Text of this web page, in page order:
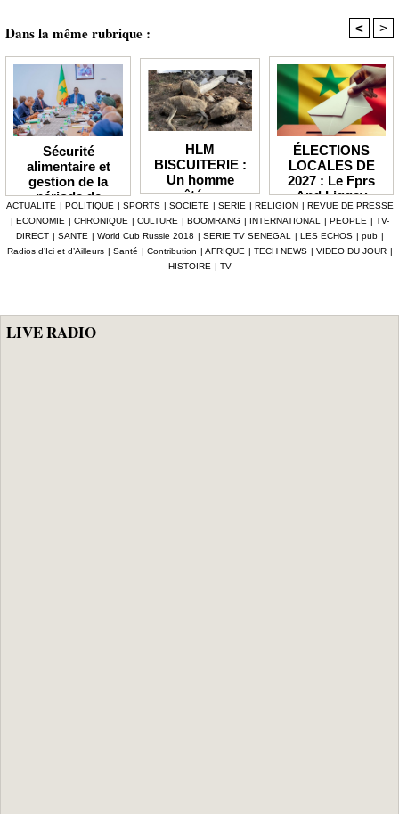
Dans la même rubrique : < >
Sécurité
alimentaire et
gestion de la
période de
soudure Le
gouvernement
débloque plus de
7,2 milliards F
HLM
BISCUITERIE :
Un homme
arrêté pour
abattage
clandestin d’un
mouton et
tentative de
vente de viande
ÉLECTIONS
LOCALES DE
2027 : Le Fprs
And Liggey
plaide pour un
report du scrutin
prévu en janvier
prochain
ACTUALITE | POLITIQUE | SPORTS | SOCIETE | SERIE | RELIGION | REVUE DE PRESSE
| ECONOMIE | CHRONIQUE | CULTURE | BOOMRANG | INTERNATIONAL | PEOPLE | TV-
DIRECT | SANTE | World Cub Russie 2018 | SERIE TV SENEGAL | LES ECHOS | pub |
Radios d’Ici et d’Ailleurs | Santé | Contribution | AFRIQUE | TECH NEWS | VIDEO DU JOUR |
HISTOIRE | TV
LIVE RADIO